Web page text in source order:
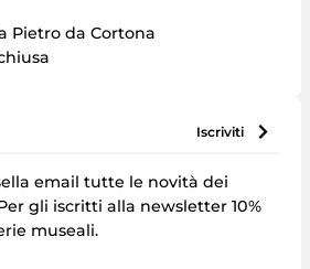
Pietro da Cortona
iscriviti
email tutte le novità dei
gli iscritti alla newsletter 10%
museali.